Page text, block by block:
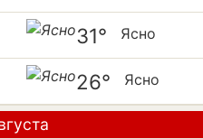
31° Ясно
26° Ясно